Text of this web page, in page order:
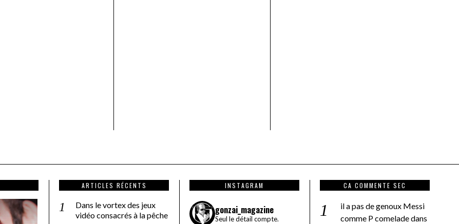
ARTICLES RÉCENTS
Dans le vortex des jeux
vidéo consacrés à la pêche
INSTAGRAM
gonzai_magazine
Seul le détail compte.
CA COMMENTE SEC
il a pas de genoux Messi
comme P comeladedans